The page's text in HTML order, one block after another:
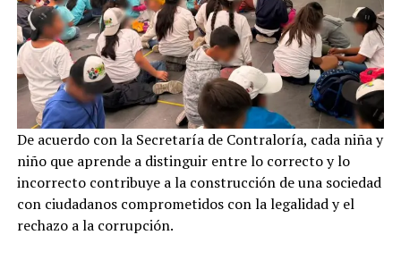
De acuerdo con la Secretaría de Contraloría, cada niña y
niño que aprende a distinguir entre lo correcto y lo
incorrecto contribuye a la construcción de una sociedad
con ciudadanos comprometidos con la legalidad y el
rechazo a la corrupción.